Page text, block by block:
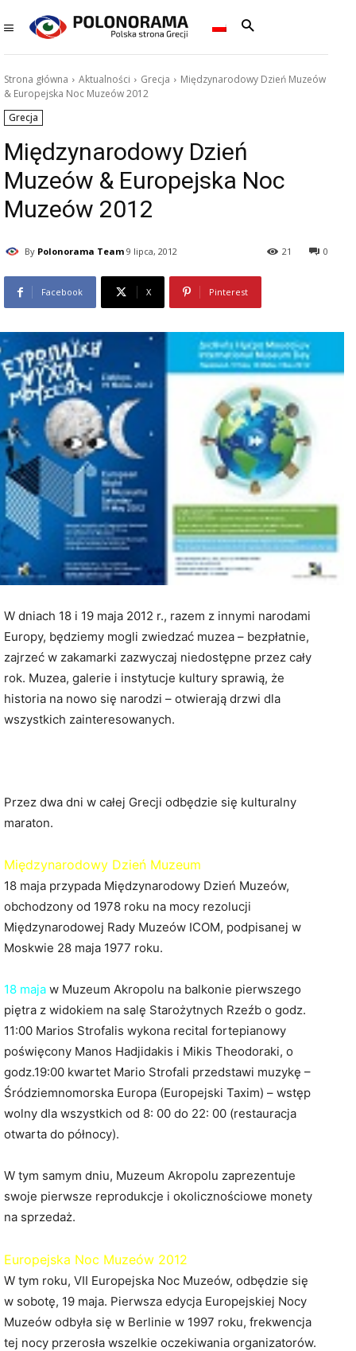
Strona główna Aktualności Grecja
Międzynarodowy Dzień Muzeów
& Europejska Noc Muzeów 2012
Grecja
Międzynarodowy Dzień
Muzeów & Europejska Noc
Muzeów 2012
By Polonorama Team 9 lipca, 2012 0
21
Facebook X Pinterest
W dniach 18 i 19 maja 2012 r., razem z innymi narodami
Europy, będziemy mogli zwiedzać muzea – bezpłatnie,
zajrzeć w zakamarki zazwyczaj niedostępne przez cały
rok. Muzea, galerie i instytucje kultury sprawią, że
historia na nowo się narodzi – otwierają drzwi dla
wszystkich zainteresowanych.
Przez dwa dni w całej Grecji odbędzie się kulturalny
maraton.
Międzynarodowy Dzień Muzeum
18 maja przypada Międzynarodowy Dzień Muzeów,
obchodzony od 1978 roku na mocy rezolucji
Międzynarodowej Rady Muzeów ICOM, podpisanej w
Moskwie 28 maja 1977 roku.
18 maja w Muzeum Akropolu na balkonie pierwszego
piętra z widokiem na salę Starożytnych Rzeźb o godz.
11:00 Marios Strofalis wykona recital fortepianowy
poświęcony Manos Hadjidakis i Mikis Theodoraki, o
godz.19:00 kwartet Mario Strofali przedstawi muzykę –
Śródziemnomorska Europa (Europejski Taxim) – wstęp
wolny dla wszystkich od 8: 00 do 22: 00 (restauracja
otwarta do północy).
W tym samym dniu, Muzeum Akropolu zaprezentuje
swoje pierwsze reprodukcje i okolicznościowe monety
na sprzedaż.
Europejska Noc Muzeów 2012
W tym roku, VII Europejska Noc Muzeów, odbędzie się
w sobotę, 19 maja. Pierwsza edycja Europejskiej Nocy
Muzeów odbyła się w Berlinie w 1997 roku, frekwencja
tej nocy przerosła wszelkie oczekiwania organizatorów.